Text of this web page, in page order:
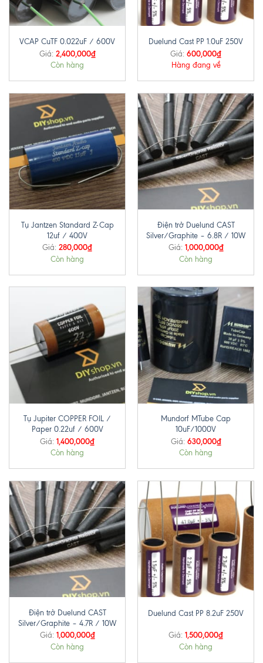
VCAP CuTF 0.022uF / 600V
Giá: 2,400,000₫
Còn hàng
Duelund Cast PP 1.0uF 250V
Giá: 600,000₫
Hàng đang về
Tụ Jantzen Standard Z-Cap
12uf / 400V
Giá: 280,000₫
Còn hàng
Điện trở Duelund CAST
Silver/Graphite – 6.8R / 10W
Giá: 1,000,000₫
Còn hàng
Tụ Jupiter COPPER FOIL /
Paper 0.22uf / 600V
Giá: 1,400,000₫
Còn hàng
Mundorf MTube Cap
10uF/1000V
Giá: 630,000₫
Còn hàng
Điện trở Duelund CAST
Silver/Graphite – 4.7R / 10W
Giá: 1,000,000₫
Còn hàng
Duelund Cast PP 8.2uF 250V
Giá: 1,500,000₫
Còn hàng